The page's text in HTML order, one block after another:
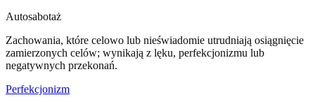
Autosabotaż
Zachowania, które celowo lub nieświadomie utrudniają osiągnięcie
zamierzonych celów; wynikają z lęku, perfekcjonizmu lub
negatywnych przekonań.
Perfekcjonizm